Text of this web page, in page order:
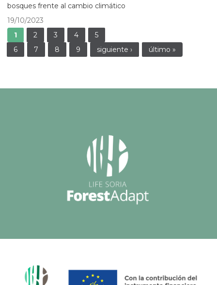
bosques frente al cambio climático
19/10/2023
Páginas
1 2 3 4
5
6
7 8 9 siguiente › último »